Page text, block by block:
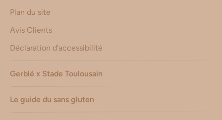
Plan du site
Avis Clients
Déclaration d’accessibilité
Gerblé x Stade Toulousain
Le guide du sans gluten